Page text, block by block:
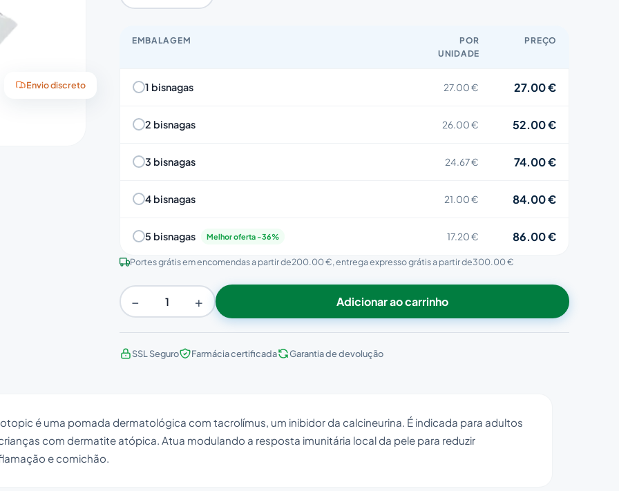
Envio discreto
EMBALAGEM
POR
UNIDADE
PREÇO
1 bisnagas 27.00 € 27.00 €
2 bisnagas 26.00 € 52.00 €
3 bisnagas 24.67 € 74.00 €
4 bisnagas 21.00 € 84.00 €
5 bisnagas Melhor oferta -36% 17.20 € 86.00 €
Portes grátis em encomendas a partir de200.00 €, entrega expresso grátis a partir de300.00 €
− + Adicionar ao carrinho
SSL Seguro Farmácia certificada Garantia de devolução
é uma pomada dermatológica com tacrolímus, um inibidor da calcineurina. É indicada para adultos
com dermatite atópica. Atua modulando a resposta imunitária local da pele para reduzir
e comichão.